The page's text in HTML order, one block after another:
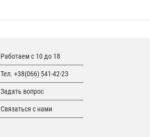
Работаем с 10 до 18
Тел. +38(066) 541-42-2З
Задать вопрос
Связаться с нами